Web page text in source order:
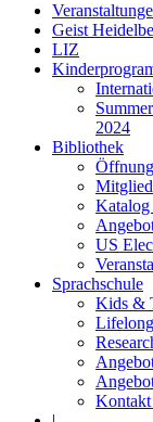
Geist
LIZ
2024
Bibliothek
US
Sprachschule
Kids &